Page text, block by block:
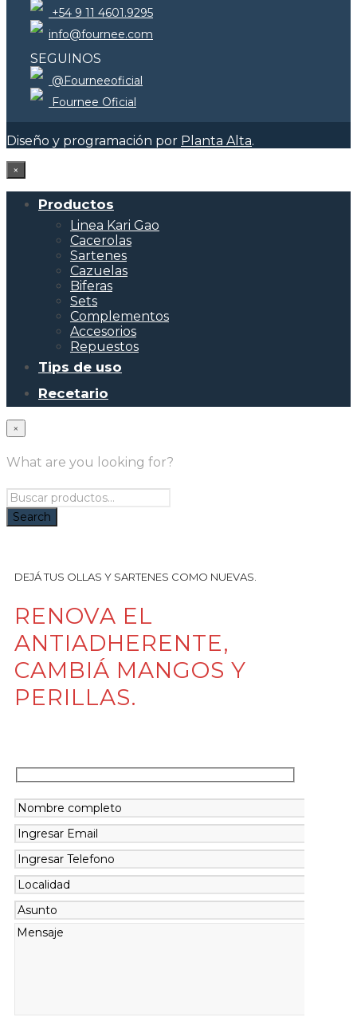
+54 9 11 4601.9295
info@fournee.com
SEGUINOS
@Fourneeoficial
Fournee Oficial
Diseño y programación por Planta Alta.
×
Productos
Linea Kari Gao
Cacerolas
Sartenes
Cazuelas
Biferas
Sets
Complementos
Accesorios
Repuestos
Tips de uso
Recetario
×
What are you looking for?
DEJÁ TUS OLLAS Y SARTENES COMO NUEVAS.
RENOVA EL
ANTIADHERENTE,
CAMBIÁ MANGOS Y
PERILLAS.